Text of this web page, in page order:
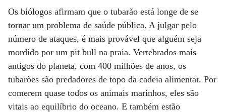
Os biólogos afirmam que o tubarão está longe de se
tornar um problema de saúde pública. A julgar pelo
número de ataques, é mais provável que alguém seja
mordido por um pit bull na praia. Vertebrados mais
antigos do planeta, com 400 milhões de anos, os
tubarões são predadores de topo da cadeia alimentar. Por
comerem quase todos os animais marinhos, eles são
vitais ao equilíbrio do oceano. E também estão